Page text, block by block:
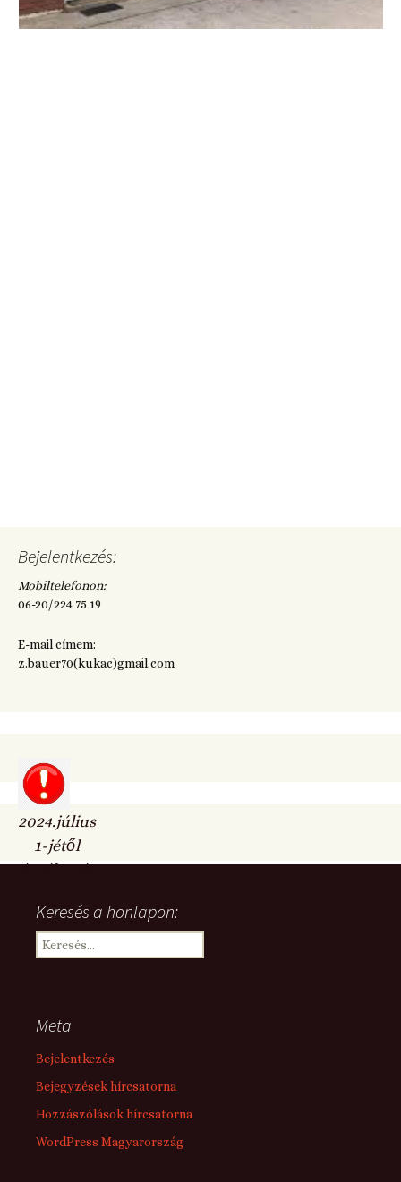
Bejelentkezés:
Mobiltelefonon:
06-20/224 75 19
E-mail címem:
z.bauer70(kukac)gmail.com
2024.július
1-jétől
árváltozás
Keresés a honlapon:
Keresés:
Meta
Bejelentkezés
Bejegyzések hírcsatorna
Hozzászólások hírcsatorna
WordPress Magyarország